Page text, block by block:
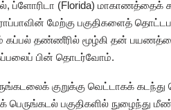
ப்ளோரிடா (Florida) மாகாணத்தைக்
மேற்கு பகுதிகளைத்
கப்பல் தண்ணீரில் மூழ்கி தன்
கப்பலைப் பின் தொடர்வோம்.
குறுக்கு வெட்டாகக்
பெருங்கடல் பகுதிகளில் நுழைந்து